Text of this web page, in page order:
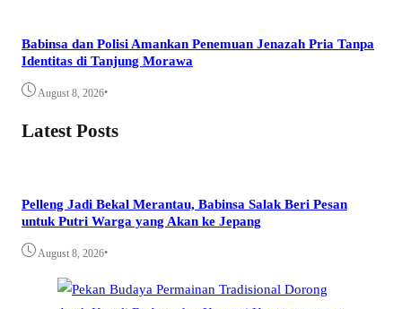
Babinsa dan Polisi Amankan Penemuan Jenazah Pria Tanpa
Identitas di Tanjung Morawa
August 8, 2026•
Latest Posts
Pelleng Jadi Bekal Merantau, Babinsa Salak Beri Pesan
untuk Putri Warga yang Akan ke Jepang
August 8, 2026•